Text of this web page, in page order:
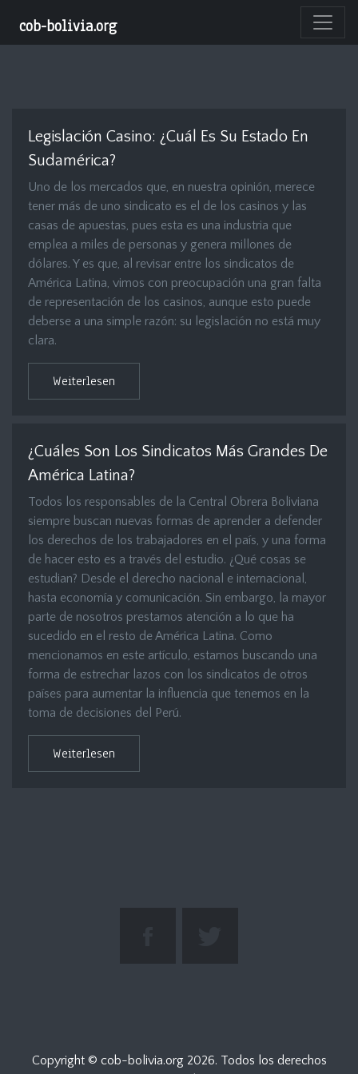
cob-bolivia.org
Legislación Casino: ¿cuál Es Su Estado En
Sudamérica?
Uno de los mercados que, en nuestra opinión, merece
tener más de uno sindicato es el de los casinos y las
casas de apuestas, pues esta es una industria que
emplea a miles de personas y genera millones de
dólares. Y es que, al revisar entre los sindicatos de
América Latina, vimos con preocupación una gran falta
de representación de los casinos, aunque esto puede
deberse a una simple razón: su legislación no está muy
clara.
Weiterlesen
¿Cuáles Son Los Sindicatos Más Grandes De
América Latina?
Todos los responsables de la Central Obrera Boliviana
siempre buscan nuevas formas de aprender a defender
los derechos de los trabajadores en el país, y una forma
de hacer esto es a través del estudio. ¿Qué cosas se
estudian? Desde el derecho nacional e internacional,
hasta economía y comunicación. Sin embargo, la mayor
parte de nosotros prestamos atención a lo que ha
sucedido en el resto de América Latina. Como
mencionamos en este artículo, estamos buscando una
forma de estrechar lazos con los sindicatos de otros
países para aumentar la influencia que tenemos en la
toma de decisiones del Perú.
Weiterlesen
Copyright © cob-bolivia.org 2026. Todos los derechos